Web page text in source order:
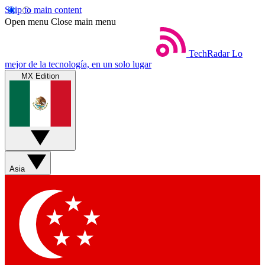
Skip to main content
Open menu Close main menu
TechRadar Lo
mejor de la tecnología, en un solo lugar
MX Edition
Asia